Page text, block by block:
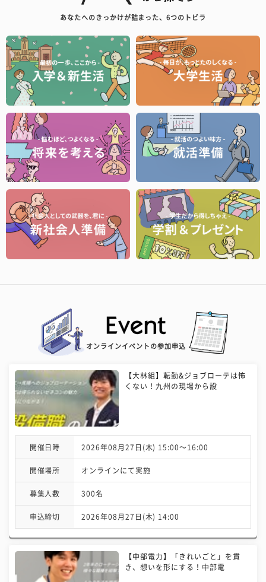
あなたへのきっかけが詰まった、6つのトビラ
オンラインイベントの参加申込
【大林組】転勤&ジョブローテは怖
くない！九州の現場から設
開催日時 2026年08月27日(木) 15:00〜16:00
開催場所 オンラインにて実施
募集人数 300名
申込締切 2026年08月27日(木) 14:00
【中部電力】「きれいごと」を貫
き、想いを形にする！中部電